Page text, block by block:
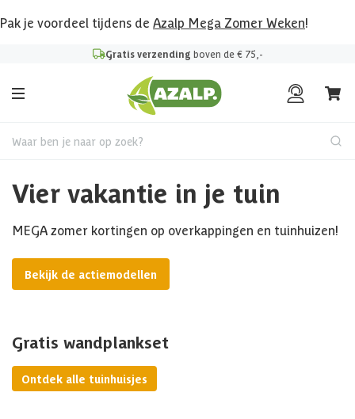
Pak je voordeel tijdens de Azalp Mega Zomer Weken!
Gratis verzending boven de € 75,-
Waar ben je naar op zoek?
Vier vakantie in je tuin
MEGA zomer kortingen op overkappingen en tuinhuizen!
Bekijk de actiemodellen
Gratis wandplankset
Ontdek alle tuinhuisjes